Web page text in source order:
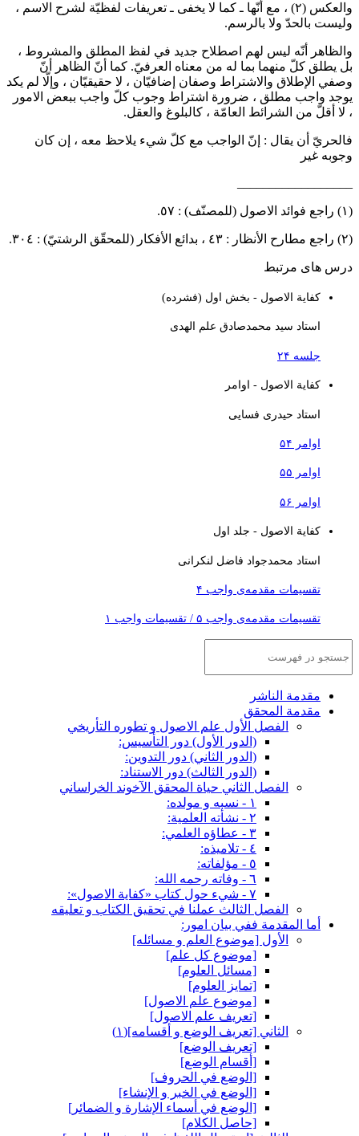
والعكس (٢)
، مع أنّها ـ كما لا يخفى ـ تعريفات لفظيّة لشرح الاسم ،
وليست بالحدّ ولا بالرسم.
والظاهر أنّه ليس لهم اصطلاح جديد في لفظ المطلق والمشروط ،
بل يطلق كلّ منهما بما له من معناه العرفيّ. كما أنّ الظاهر أنّ
وصفي الإطلاق والاشتراط وصفان إضافيّان ، لا حقيقيّان ، وإلّا لم يكد
يوجد واجب مطلق ، ضرورة اشتراط وجوب كلّ واجب ببعض الامور
، لا أقلّ من الشرائط العامّة ، كالبلوغ والعقل.
فالحريّ أن يقال : إنّ الواجب مع كلّ شيء يلاحظ معه ، إن كان
وجوبه غير
(١) راجع فوائد الاصول (للمصنّف) : ٥٧.
(٢) راجع مطارح الأنظار : ٤٣ ، بدائع الأفكار (للمحقّق الرشتيّ) : ٣٠٤.
درس های مرتبط
کفایة الاصول - بخش اول (فشرده)
استاد سید محمدصادق علم الهدی
جلسه ۲۴
کفایة الاصول - اوامر
استاد حیدری فسایی
اوامر ۵۴
اوامر ۵۵
اوامر ۵۶
کفایة الاصول - جلد اول
استاد محمدجواد فاضل لنکرانی
تقسیمات مقدمه‌ی واجب ۴
تقسیمات مقدمه‌ی واجب ۵ / تقسیمات واجب ۱
مقدمة الناشر
مقدمة المحقق
الفصل الأول علم الاصول و تطوره التأريخي
(الدور الأول) دور التأسيس:
(الدور الثاني) دور التدوين:
(الدور الثالث) دور الاستناد:
الفصل الثاني حياة المحقق الآخوند الخراساني
١ - نسبه و مولده:
٢ - نشأته العلمية:
٣ - عطاؤه العلمي:
٤ - تلاميذه:
٥ - مؤلفاته:
٦ - وفاته رحمه الله:
٧ - شي‏ء حول كتاب «كفاية الاصول»:
الفصل الثالث عملنا في تحقيق الكتاب و تعليقه
أما المقدمة ففي بيان امور:
الأول‏ [موضوع العلم و مسائله‏]
[موضوع كل علم‏]
[مسائل العلوم‏]
[تمايز العلوم‏]
[موضوع علم الاصول‏]
[تعريف علم الاصول‏]
الثاني‏ [تعريف الوضع و أقسامه‏](١)
[تعريف الوضع‏]
[أقسام الوضع‏]
[الوضع في الحروف‏]
[الوضع في الخبر و الإنشاء]
[الوضع في أسماء الإشارة و الضمائر]
[حاصل الكلام‏]